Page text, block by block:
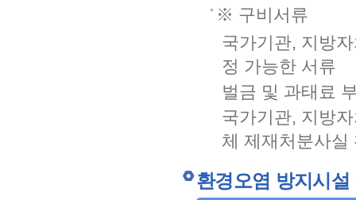
※ 구비서류
국가기관, 지방
정 가능한 서류
벌금 및 과태료
국가기관, 지방
체 제재처분사실
환경오염 방지시